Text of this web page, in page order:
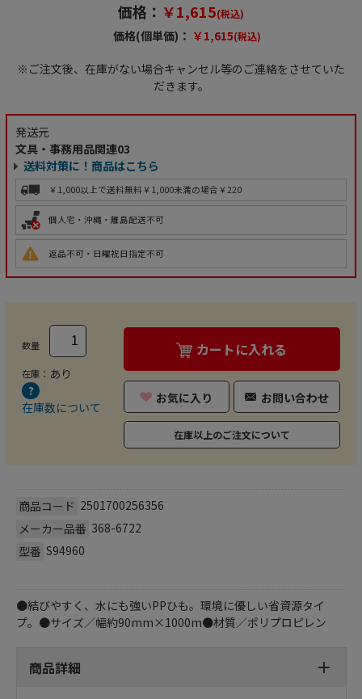
価格： ￥1,615(税込)
価格(個単価)： ￥1,615(税込)
※ご注文後、在庫がない場合キャンセル等のご連絡をさせていた
だきます。
発送元
文具・事務用品関連03
送料対策に！商品はこちら
￥1,000以上で送料無料 ￥1,000未満の場合￥220
個人宅・沖縄・離島配送不可
返品不可・日曜祝日指定不可
数量
在庫： あり
在庫数について
カートに入れる
お気に入り お問い合わせ
在庫以上のご注文について
商品コード 2501700256356
メーカー品番 368-6722
型番 S94960
●結びやすく、水にも強いPPひも。環境に優しい省資源タイ
プ。●サイズ／幅約90mm×1000m●材質／ポリプロピレン
商品詳細